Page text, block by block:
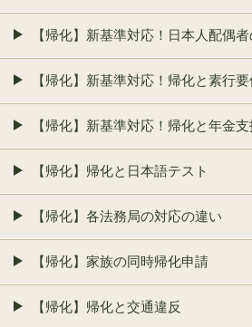
【帰化】新基準対応！日本人配偶
【帰化】新基準対応！帰化と素行
【帰化】新基準対応！帰化と年金
【帰化】帰化と日本語テスト
【帰化】各法務局の対応の違い
【帰化】家族の同時帰化申請
【帰化】帰化と交通違反